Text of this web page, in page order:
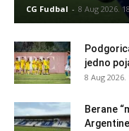
CG Fudbal - 8 Aug 2026.
jedno
8 Aug 2026.
Berane